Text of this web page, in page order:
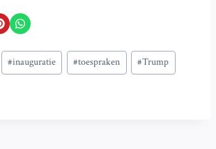
#inauguratie #toespraken #Trump